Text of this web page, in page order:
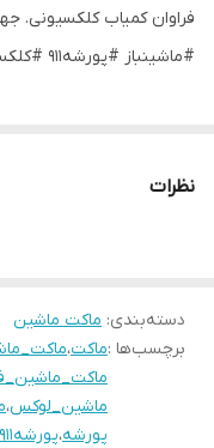
فراوان کمیاب کلکسیونی.
#ماشینباز #پورشه۹۱۱ #کلکسیونی #کمیاب #هدیه_خاص
نظرات
دسته‌بندی: ماکت ماشین
برچسب‌ها :ماکت،
ماشین_لوکس،
پورشه،پورشه۹۱۱